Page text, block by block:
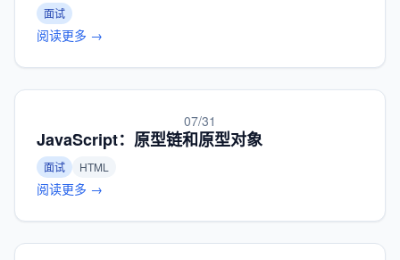
面试
阅读更多 →
07/31
JavaScript：原型链和原型对象
面试 HTML
阅读更多 →